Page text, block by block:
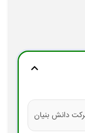
expand_more